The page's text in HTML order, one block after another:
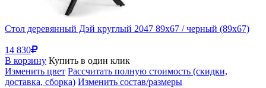
Стол деревянный Дэй круглый 2047 89х67 / черный (89x67)
14 830
В корзину Купить в один клик
Изменить цвет Рассчитать полную стоимость (скидки,
доставка, сборка) Изменить состав/размеры